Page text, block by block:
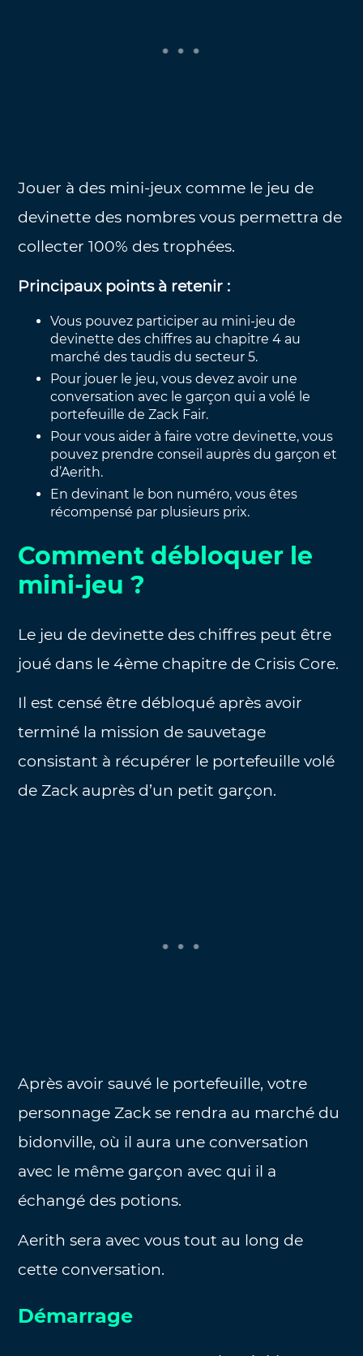
Jouer à des mini-jeux comme le jeu de
devinette des nombres vous permettra de
collecter 100% des trophées.
Principaux points à retenir :
Vous pouvez participer au mini-jeu de
devinette des chiffres au chapitre 4 au
marché des taudis du secteur 5.
Pour jouer le jeu, vous devez avoir une
conversation avec le garçon qui a volé le
portefeuille de Zack Fair.
Pour vous aider à faire votre devinette, vous
pouvez prendre conseil auprès du garçon et
d’Aerith.
En devinant le bon numéro, vous êtes
récompensé par plusieurs prix.
Comment débloquer le
mini-jeu ?
Le jeu de devinette des chiffres peut être
joué dans le 4ème chapitre de Crisis Core.
Il est censé être débloqué après avoir
terminé la mission de sauvetage
consistant à récupérer le portefeuille volé
de Zack auprès d’un petit garçon.
Après avoir sauvé le portefeuille, votre
personnage Zack se rendra au marché du
bidonville, où il aura une conversation
avec le même garçon avec qui il a
échangé des potions.
Aerith sera avec vous tout au long de
cette conversation.
Démarrage